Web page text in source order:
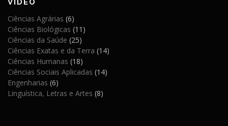
VIDEO
Ciências Agrárias (6)
Ciências Biológicas (11)
Ciências da Saúde (25)
Ciências Exatas e da Terra (14)
Ciências Humanas (18)
Ciências Sociais Aplicadas (14)
Engenharias (6)
Linguística, Letras e Artes (8)